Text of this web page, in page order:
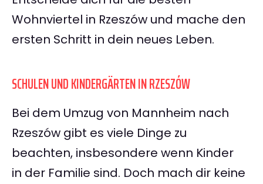
Wohnviertel in Rzeszów und mache den
ersten Schritt in dein neues Leben.
SCHULEN UND KINDERGÄRTEN IN RZESZÓW
Bei dem Umzug von Mannheim nach
Rzeszów gibt es viele Dinge zu
beachten, insbesondere wenn Kinder
in der Familie sind. Doch mach dir keine